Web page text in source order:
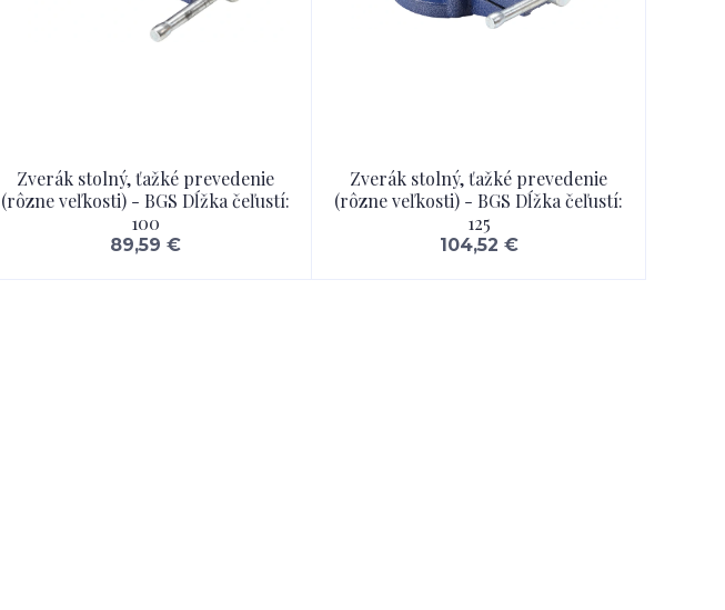
Zverák stolný, ťažké prevedenie
(rôzne veľkosti) - BGS Dĺžka čeľustí:
100
89,59 €
Zverák stolný, ťažké prevedenie
(rôzne veľkosti) - BGS Dĺžka čeľustí:
125
104,52 €